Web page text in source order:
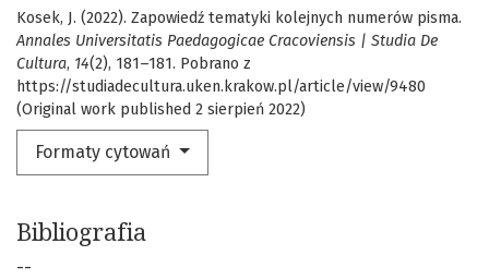
Kosek, J. (2022). Zapowiedź tematyki kolejnych numerów pisma.
Annales Universitatis Paedagogicae Cracoviensis | Studia De
Cultura, 14(2), 181–181. Pobrano z
https://studiadecultura.uken.krakow.pl/article/view/9480
(Original work published 2 sierpień 2022)
Formaty cytowań
Bibliografia
--